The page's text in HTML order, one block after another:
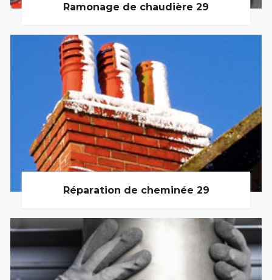
Ramonage de chaudière 29
Réparation de cheminée 29